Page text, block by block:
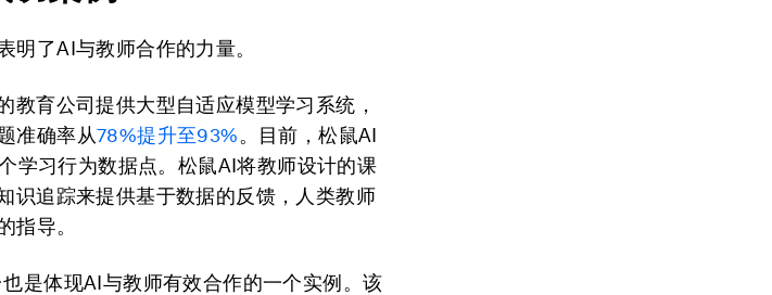
明了AI与教师合作的力量。
教育公司提供大型自适应模型学习系统，
准确率从78%提升至93%。目前，松鼠AI
学习行为数据点。松鼠AI将教师设计的课
识追踪来提供基于数据的反馈，人类教师
指导。
是体现AI与教师有效合作的一个实例。该